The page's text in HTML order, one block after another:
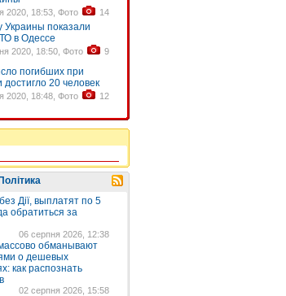
2020, 18:53, Фото 14
Украины показали
в Одессе
2020, 18:50, Фото 9
погибших при
20 человек
2020, 18:48, Фото 12
Політика
Дії, выплатят по 5
обратиться за
06 серпня 2026, 12:38
обманывают
о дешевых
как распознать
02 серпня 2026, 15:58